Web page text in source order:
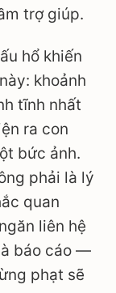
trợ giúp.
hổ khiến
khoảnh
tĩnh nhất
ra con
bức ảnh.
phải là lý
quan
liên hệ
báo cáo —
phạt sẽ